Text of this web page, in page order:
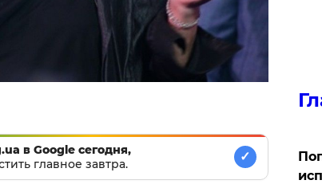
в Google сегодня,
главное завтра.
✓